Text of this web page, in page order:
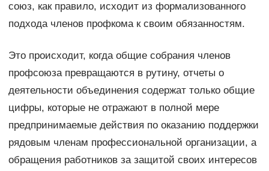
союз, как правило, исходит из формализованного
подхода членов профкома к своим обязанностям.
Это происходит, когда общие собрания членов
профсоюза превращаются в рутину, отчеты о
деятельности объединения содержат только общие
цифры, которые не отражают в полной мере
предпринимаемые действия по оказанию поддержки
рядовым членам профессиональной организации, а
обращения работников за защитой своих интересов